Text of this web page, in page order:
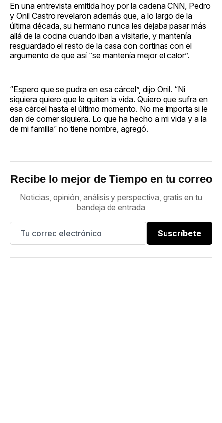
En una entrevista emitida hoy por la cadena CNN, Pedro
y Onil Castro revelaron además que, a lo largo de la
última década, su hermano nunca les dejaba pasar más
allá de la cocina cuando iban a visitarle, y mantenía
resguardado el resto de la casa con cortinas con el
argumento de que así “se mantenía mejor el calor”.
“Espero que se pudra en esa cárcel”, dijo Onil. “Ni
siquiera quiero que le quiten la vida. Quiero que sufra en
esa cárcel hasta el último momento. No me importa si le
dan de comer siquiera. Lo que ha hecho a mi vida y a la
de mi familia” no tiene nombre, agregó.
Recibe lo mejor de Tiempo en tu correo
Noticias, opinión, análisis y perspectiva, gratis en tu
bandeja de entrada
Suscríbete